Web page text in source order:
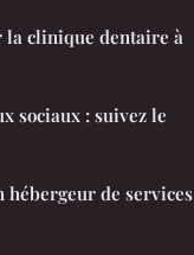
la clinique dentaire à
sociaux : suivez le
hébergeur de services